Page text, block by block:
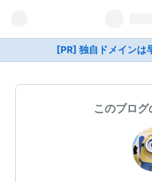
[PR] 独自ドメインは
このブロ